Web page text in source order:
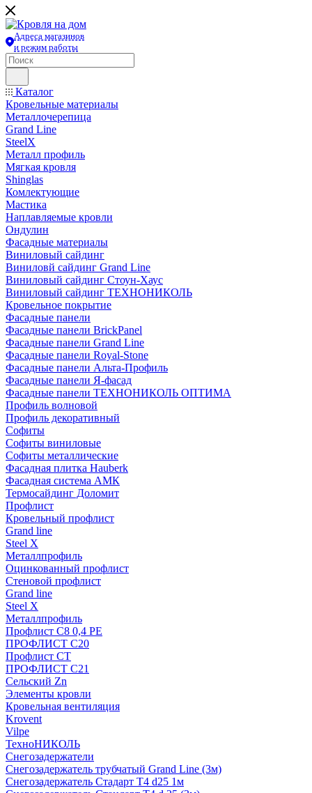
Адреса магазинов
и режим работы
Каталог
Кровельные материалы
Металлочерепица
Grand Line
SteelX
Металл профиль
Мягкая кровля
Shinglas
Комлектующие
Мастика
Наплавляемые кровли
Ондулин
Фасадные материалы
Виниловый сайдинг
Виниловй сайдинг Grand Line
Виниловый сайдинг Стоун-Хаус
Виниловый сайдинг ТЕХНОНИКОЛЬ
Кровельное покрытие
Фасадные панели
Фасадные панели BrickPanel
Фасадные панели Grand Line
Фасадные панели Royal-Stone
Фасадные панели Альта-Профиль
Фасадные панели Я-фасад
Фасадные панели ТЕХНОНИКОЛЬ ОПТИМА
Профиль волновой
Профиль декоративный
Софиты
Софиты виниловые
Софиты металлические
Фасадная плитка Hauberk
Фасадная система АМК
Термосайдинг Доломит
Профлист
Кровельный профлист
Grand line
Steel X
Металлпрофиль
Оцинкованный профлист
Стеновой профлист
Grand line
Steel X
Металлпрофиль
Профлист С8 0,4 РЕ
ПРОФЛИСТ С20
Профлист СТ
ПРОФЛИСТ С21
Сельский Zn
Элементы кровли
Кровельная вентиляция
Krovent
Vilpe
ТехноНИКОЛЬ
Снегозадержатели
Снегозадержатель трубчатый Grand Line (3м)
Снегозадержатель Стадарт Т4 d25 1м